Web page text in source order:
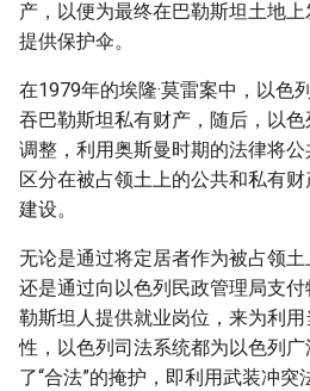
产，以便为最终在巴勒斯坦土地
提供保护伞。
在1979年的埃隆·莫雷案中，以色
吞巴勒斯坦私有财产，随后，以
调整，利用奥斯曼时期的法律将
区分在被占领土上的公共和私有
建设。
无论是通过将定居者作为被占领土
还是通过向以色列民政管理局支
勒斯坦人提供就业岗位，来为利
性，以色列司法系统都为以色列
了“合法”的掩护，即利用武装冲